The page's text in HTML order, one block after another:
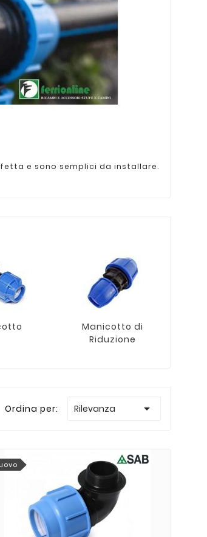
e sono semplici da installare.
Manicotto di
Riduzione
Ordina per: Rilevanza 